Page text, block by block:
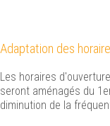
Adaptation des
Les horaires
seront aménagés du
diminution de la